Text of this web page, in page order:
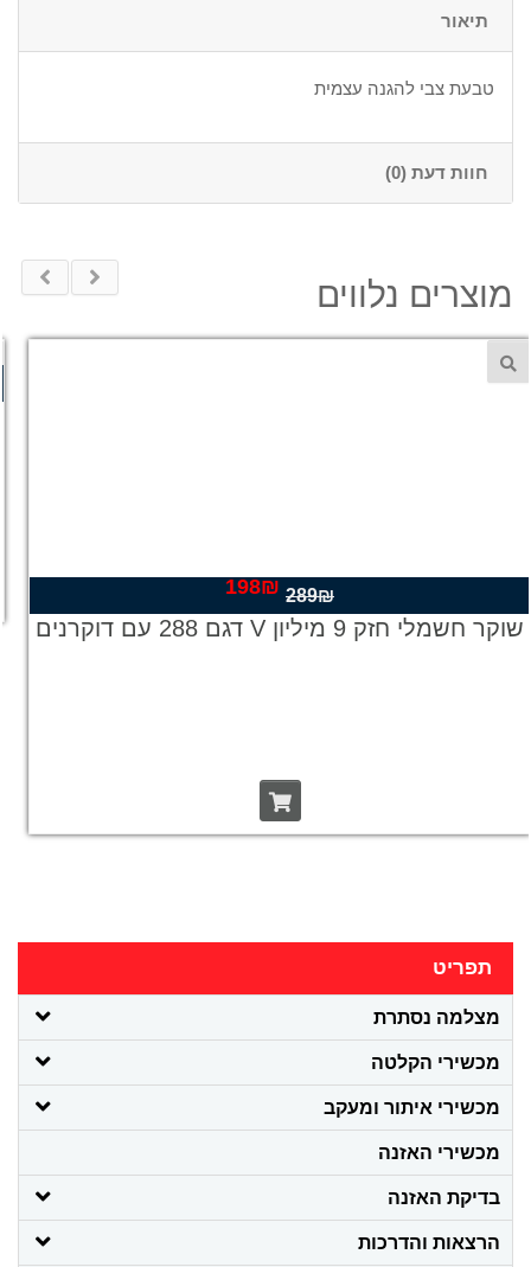
תיאור
טבעת צבי להגנה עצמית
חוות דעת (0)
מוצרים נלווים
תפריט
מצלמה נסתרת
מכשירי הקלטה
מכשירי איתור ומעקב
מכשירי האזנה
בדיקת האזנה
הרצאות והדרכות